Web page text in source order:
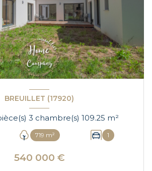
BREUILLET (17920)
Maison 4 pièce(s) 3 chambre(s) 109.25 m²
719 m² 1
540 000 €